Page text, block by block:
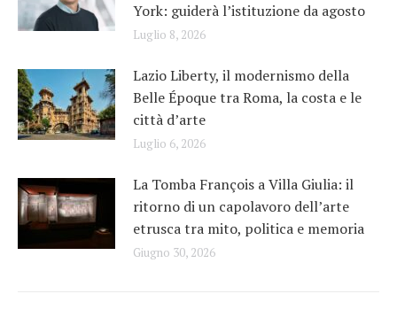
York: guiderà l’istituzione da agosto
Luglio 8, 2026
Lazio Liberty, il modernismo della
Belle Époque tra Roma, la costa e le
città d’arte
Luglio 6, 2026
La Tomba François a Villa Giulia: il
ritorno di un capolavoro dell’arte
etrusca tra mito, politica e memoria
Giugno 30, 2026